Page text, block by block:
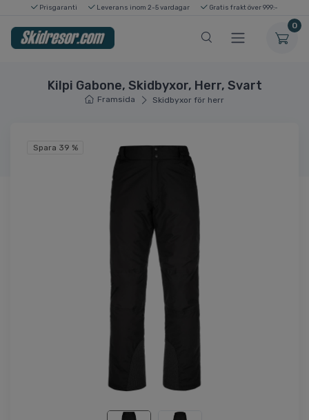
Prisgaranti Leverans inom 2-5 vardagar Gratis frakt över 999:-
0
Kilpi Gabone, Skidbyxor, Herr, Svart
Framsida Skidbyxor för herr
Spara 39 %